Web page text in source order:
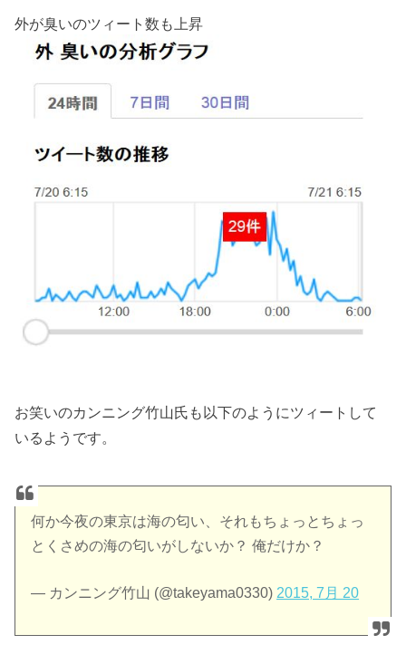
外が臭いのツィート数も上昇
お笑いのカンニング竹山氏も以下のようにツィートして
いるようです。
何か今夜の東京は海の匂い、それもちょっとちょっ
とくさめの海の匂いがしないか？ 俺だけか？
— カンニング竹山 (@takeyama0330) 2015, 7月 20